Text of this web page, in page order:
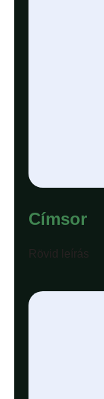
Címsor
Rövid leírás